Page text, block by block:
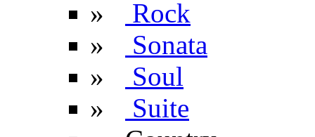
»
Rock
»
Sonata
»
Soul
»
Suite